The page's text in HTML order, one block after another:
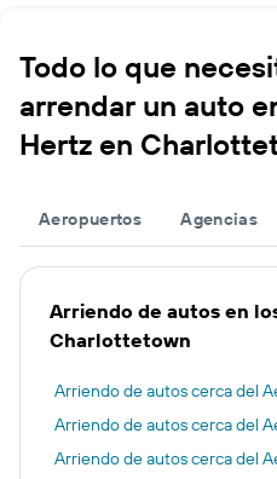
Todo lo que
arrendar un auto
Hertz en
Aeropuertos Agencias
Arriendo de autos en
Charlottetown
Arriendo de autos cerca del
Arriendo de autos cerca del
Arriendo de autos cerca del